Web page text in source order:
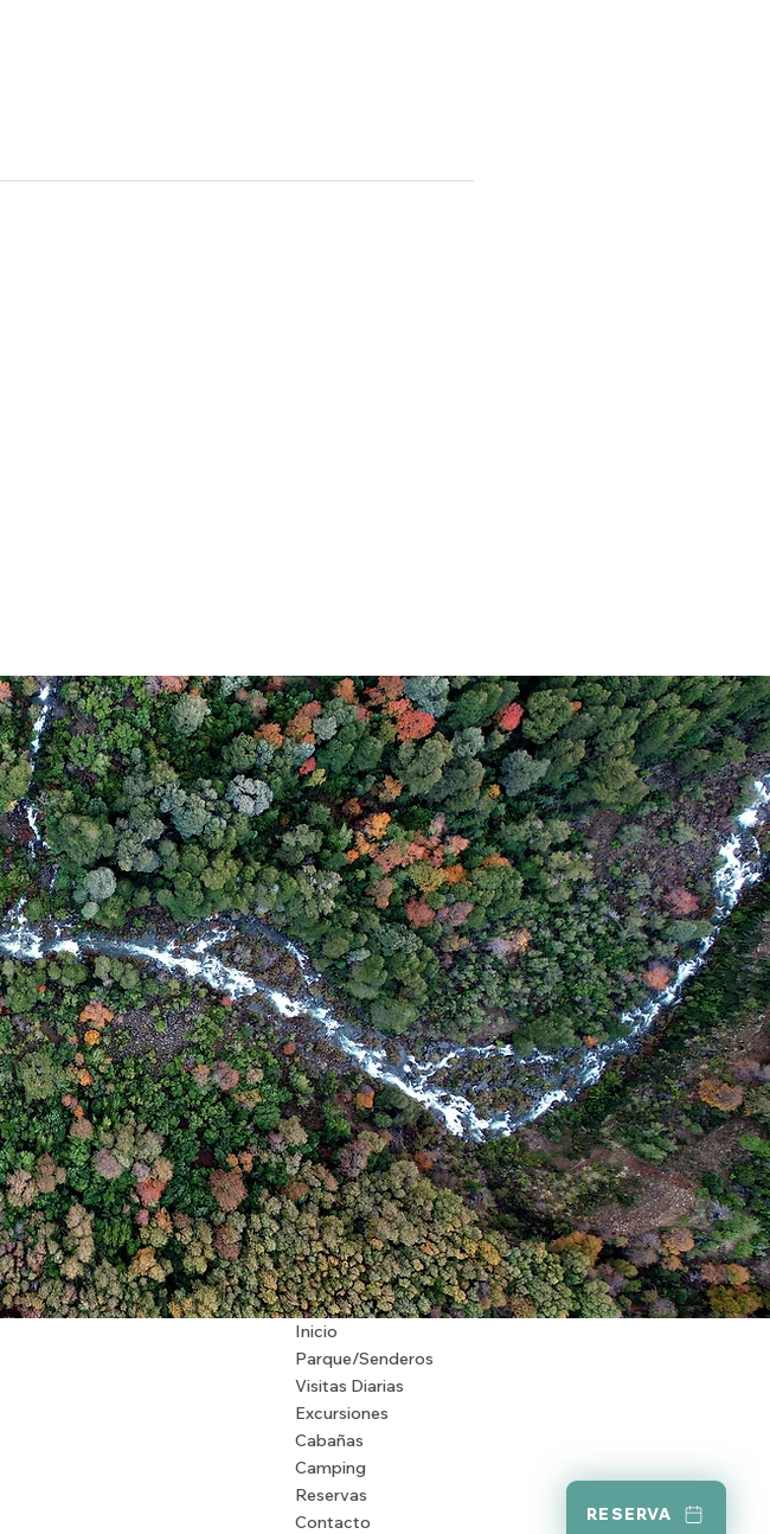
RESERVA
Inicio
Parque/Senderos
Visitas Diarias
Excursiones
Cabañas
Camping
Reservas
Contacto